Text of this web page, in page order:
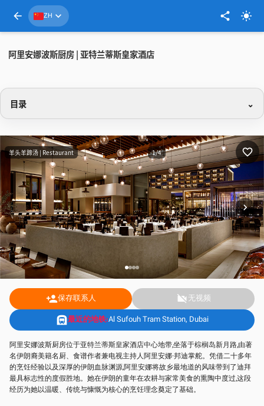
arrow_back ZH expand_more share light_mode
阿里安娜波斯厨房 | 亚特兰蒂斯皇家酒店
目录
羊头羊蹄汤 | Restaurant 1/4 favorite_border
chevron_right
person_add保存联系人 videocam_off无视频
subway最近的地铁:Al Sufouh Tram Station, Dubai
阿里安娜波斯厨房位于亚特兰蒂斯皇家酒店中心地带,坐落于棕榈岛新月路,由著
名伊朗裔美籍名厨、食谱作者兼电视主持人阿里安娜·邦迪掌舵。凭借二十多年
的烹饪经验以及深厚的伊朗血脉渊源,阿里安娜将故乡最地道的风味带到了迪拜
最具标志性的度假胜地。她在伊朗的童年在农耕与家常美食的熏陶中度过,这段
经历为她以温暖、传统与慷慨为核心的烹饪理念奠定了基础。